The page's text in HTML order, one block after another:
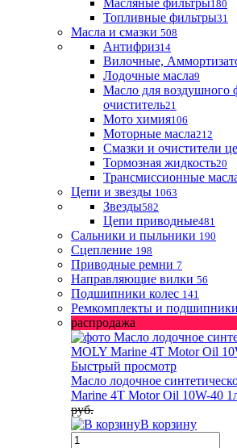
Масляные фильтры180
Топливные фильтры31
Масла и смазки 508
Антифриз14
Вилочные,
Лодочные масла9
Масло для воздушного
очиститель21
Мото химия106
Моторные масла212
Смазки и очистители
Тормозная жидкость20
Трансмиссионные
Цепи и звезды 1063
Звезды582
Цепи приводные481
Сальники и пыльники 190
Сцепление 198
Приводные ремни 7
Направляющие вилки 56
Подшипники колес 141
Ремкомплекты и подшипники
распродажа
Быстрый просмотр
Масло лодочное
Marine 4T Motor Oil 10W-40
руб.
В корзину